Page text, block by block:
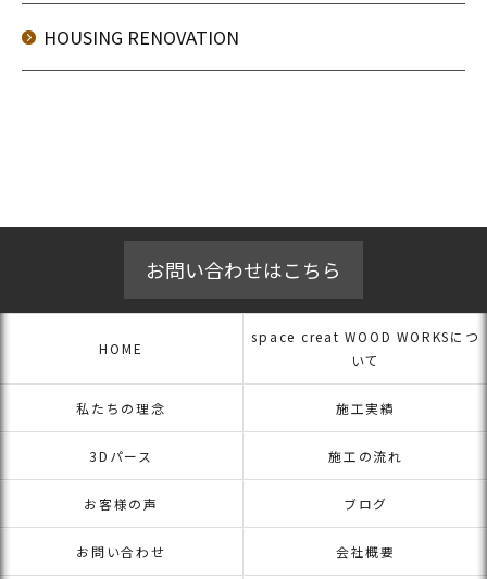
HOUSING RENOVATION
お問い合わせはこちら
HOME
space creat WOOD WORKSにつ
いて
私たちの理念 施工実績
3Dパース 施工の流れ
お客様の声 ブログ
お問い合わせ 会社概要